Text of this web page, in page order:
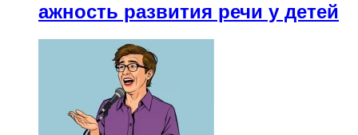
ажность развития речи у детей